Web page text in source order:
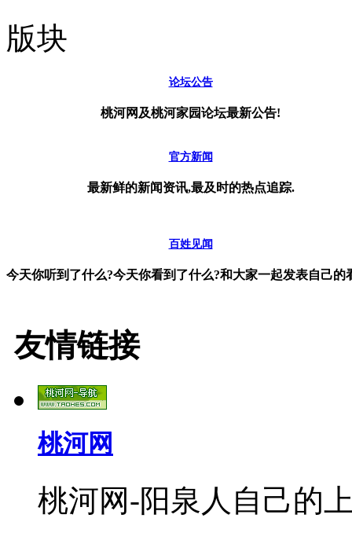
版块
论坛公告
桃河网及桃河家园论坛最新公告!
官方新闻
最新鲜的新闻资讯,最及时的热点追踪.
百姓见闻
今天你听到了什么?今天你看到了什么?和大家一起发表自己的
友情链接
桃河网
桃河网-阳泉人自己的